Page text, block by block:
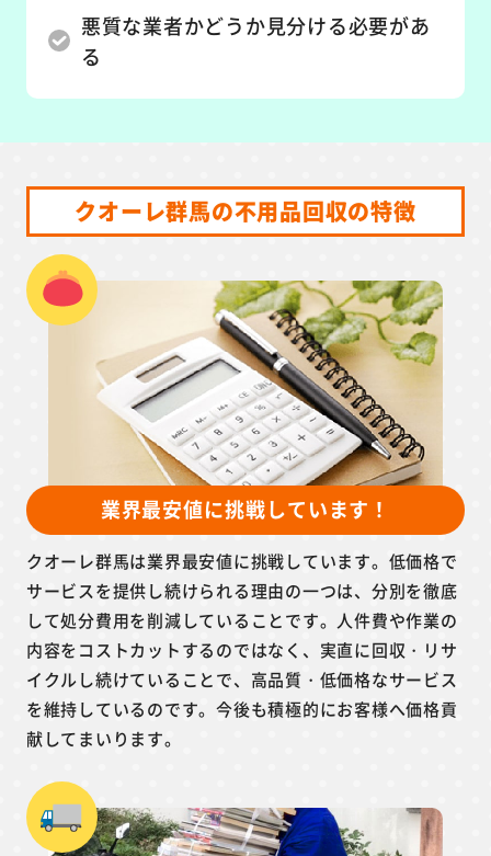
悪質な業者かどうか見分ける必要があ
る
クオーレ群馬の不用品回収の特徴
業界最安値に挑戦しています！
クオーレ群馬は業界最安値に挑戦しています。低価格で
サービスを提供し続けられる理由の一つは、分別を徹底
して処分費用を削減していることです。人件費や作業の
内容をコストカットするのではなく、実直に回収・リサ
イクルし続けていることで、高品質・低価格なサービス
を維持しているのです。今後も積極的にお客様へ価格貢
献してまいります。